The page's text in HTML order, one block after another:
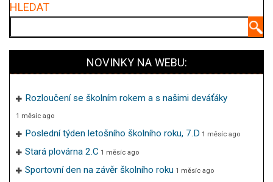
HLEDAT
NOVINKY NA WEBU:
Rozloučení se školním rokem a s našimi deváťáky
1 měsíc ago
Poslední týden letošního školního roku, 7.D 1 měsíc ago
Stará plovárna 2.C 1 měsíc ago
Sportovní den na závěr školního roku 1 měsíc ago